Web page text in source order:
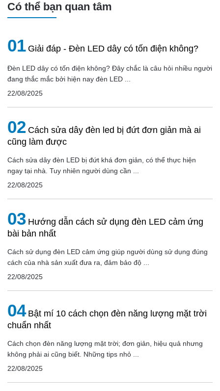
Có thể bạn quan tâm
01 Giải đáp - Đèn LED dây có tốn điện không?
Đèn LED dây có tốn điện không? Đây chắc là câu hỏi nhiều người
đang thắc mắc bởi hiện nay đèn LED ...
22/08/2025
02 Cách sửa dây đèn led bị đứt đơn giản mà ai
cũng làm được
Cách sửa dây đèn LED bị đứt khá đơn giản, có thể thực hiện
ngay tại nhà. Tuy nhiên người dùng cần ...
22/08/2025
03 Hướng dẫn cách sử dụng đèn LED cảm ứng
bài bản nhất
Cách sử dụng đèn LED cảm ứng giúp người dùng sử dụng đúng
cách của nhà sản xuất đưa ra, đảm bảo độ ...
22/08/2025
04 Bật mí 10 cách chọn đèn năng lượng mặt trời
chuẩn nhất
Cách chọn đèn năng lượng mặt trời; đơn giản, hiệu quả nhưng
không phải ai cũng biết. Những tips nhỏ ...
22/08/2025